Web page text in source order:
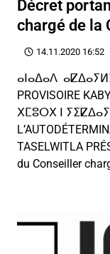
Décret
chargé de la
14.11.2020 16:52
ⴰⵏⴰⵠⴰⴷ
PROVISOIRE
ⵝⵎⵓⵔⵝ ⵏ
TASELWITLA
du Conseiller